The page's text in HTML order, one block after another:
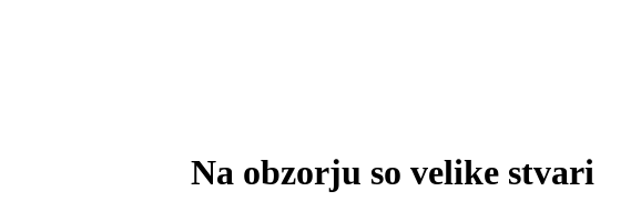
Na obzorju so velike stvari